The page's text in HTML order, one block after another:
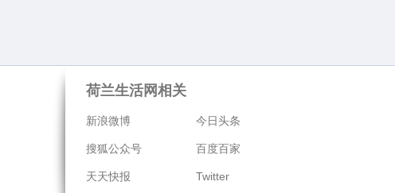
荷兰生活网相关
新浪微博 今日头条
搜狐公众号 百度百家
天天快报 Twitter